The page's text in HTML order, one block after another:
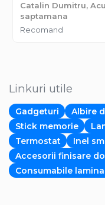
Catalin Dumitru,
saptamana
Recomand
Linkuri utile
Gadgeturi Albire
Stick memorie
Termostat
Inel
Accesorii finisare
Consumabile